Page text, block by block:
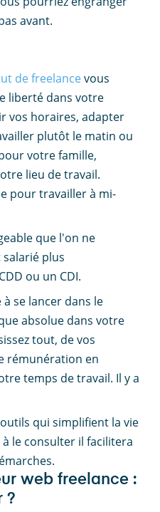
avant.
de freelancevous
liberté dans votre
vos horaires, adapter
plutôt le matin ou
votre famille,
lieu de travail.
pour travailler à mi-
que l'on ne
plus
ou un CDI.
se lancer dans le
absolue dans votre
tout, de vos
rémunération en
temps de travail. Il y a
qui simplifient la vie
le consulter il facilitera
web freelance :
?